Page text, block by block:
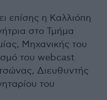
επίσης η Καλλιόπη
στο Τμήμα
Μηχανικής του
του webcast
Διευθυντής
του